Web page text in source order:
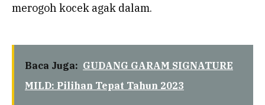
merogoh kocek agak dalam.
Baca Juga: GUDANG GARAM SIGNATURE
MILD: Pilihan Tepat Tahun 2023